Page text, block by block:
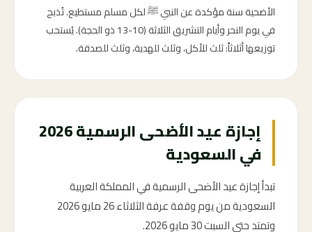
الأضحية سنة مؤكدة عن النبي ﷺ لكل مسلم مستطيع. تُذبح
في يوم النحر وأيام التشريق الثلاثة (10-13 ذو الحجة). يُستحب
توزيعها أثلاثاً: ثلث للأكل، وثلث للهدية، وثلث للصدقة.
إجازة عيد الأضحى الرسمية 2026
في السعودية
تبدأ إجازة عيد الأضحى الرسمية في المملكة العربية
السعودية من يوم وقفة عرفة الثلاثاء 26 مايو 2026
وتمتد حتى السبت 30 مايو 2026.